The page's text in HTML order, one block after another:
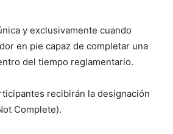
y exclusivamente cuando
en pie capaz de completar una
del tiempo reglamentario.
recibirán la designación
Complete).